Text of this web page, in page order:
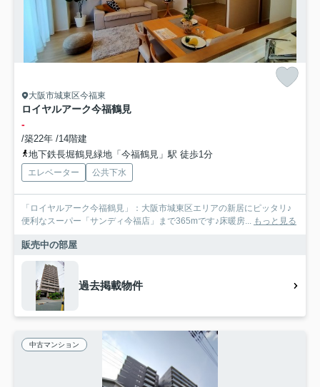
大阪市城東区今福東
ロイヤルアーク今福鶴見
-
/築22年 /14階建
地下鉄長堀鶴見緑地「今福鶴見」駅 徒歩1分
エレベーター 公共下水
「ロイヤルアーク今福鶴見」：大阪市城東区エリアの新居にピッタリ♪
便利なスーパー「サンディ今福店」まで365mです♪床暖房... もっと見る
販売中の部屋
過去掲載物件
中古マンション